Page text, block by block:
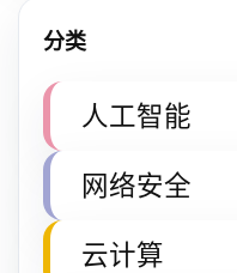
分类
人工智能
网络安全
云计算